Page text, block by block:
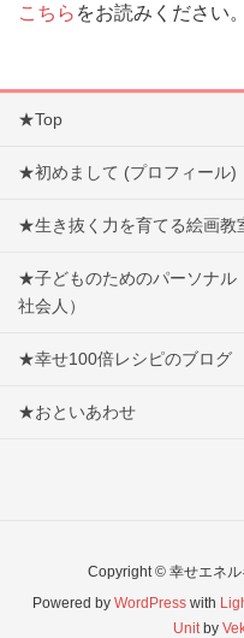
こちら をお読みください。
★Top
★初めまして (プロフィール)
★生き抜く力を育てる絵画教
★子どものためのパーソナル
社会人）
★幸せ100倍レシピのブログ
★おといあわせ
Copyright © 幸せエネ
Powered by WordPress with
Unitby